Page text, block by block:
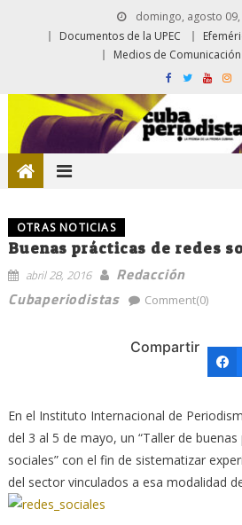
domingo, agosto 09,
Documentos de la UPEC
Medios de
OTRAS NOTICIAS
Buenas prácticas de redes
abril 28, 2016
Redacción
Cubaperiodistas
Comment(0)
Compartir
En el Instituto Internacional de
del 3 al 5 de mayo, un “Taller de
sociales” con el fin de sistematizar
del sector vinculados a esa modalidad